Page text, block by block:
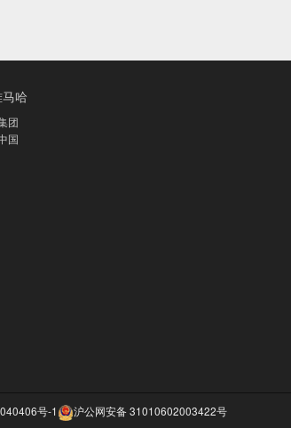
哈
团
国
号-1 沪公网安备 31010602003422号